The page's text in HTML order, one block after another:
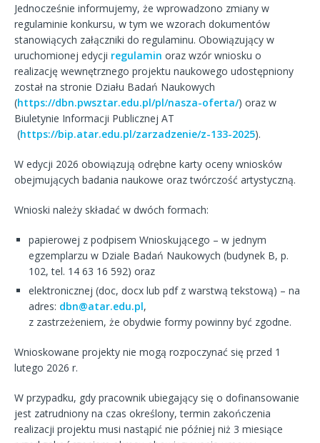
Jednocześnie informujemy, że wprowadzono zmiany w
regulaminie konkursu, w tym we wzorach dokumentów
stanowiących załączniki do regulaminu. Obowiązujący w
uruchomionej edycji regulamin oraz wzór wniosku o
realizację wewnętrznego projektu naukowego udostępniony
został na stronie Działu Badań Naukowych
(https://dbn.pwsztar.edu.pl/pl/nasza-oferta/) oraz w
Biuletynie Informacji Publicznej AT
(https://bip.atar.edu.pl/zarzadzenie/z-133-2025).
W edycji 2026 obowiązują odrębne karty oceny wniosków
obejmujących badania naukowe oraz twórczość artystyczną.
Wnioski należy składać w dwóch formach:
papierowej z podpisem Wnioskującego – w jednym
egzemplarzu w Dziale Badań Naukowych (budynek B, p.
102, tel. 14 63 16 592) oraz
elektronicznej (doc, docx lub pdf z warstwą tekstową) – na
adres: dbn@atar.edu.pl,
z zastrzeżeniem, że obydwie formy powinny być zgodne.
Wnioskowane projekty nie mogą rozpoczynać się przed 1
lutego 2026 r.
W przypadku, gdy pracownik ubiegający się o dofinansowanie
jest zatrudniony na czas określony, termin zakończenia
realizacji projektu musi nastąpić nie później niż 3 miesiące